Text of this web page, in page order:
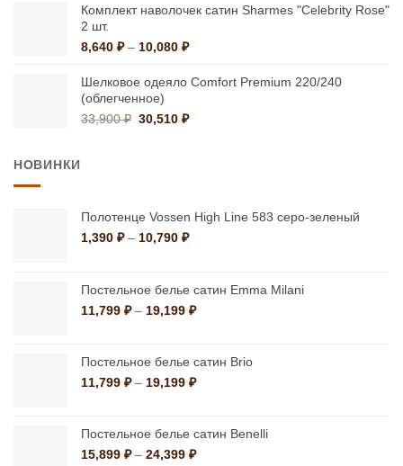
–
Комплект наволочек сатин Sharmes "Celebrity Rose"
2 шт.
8,640 ₽ – 10,080 ₽Диапазон
8,640 ₽
10,080 ₽
Шелковое одеяло Comfort Premium 220/240
(облегченное)
33,900₽ Первоначальная
30,510₽Текущая
НОВИНКИ
Полотенце Vossen High Line 583 серо-зеленый
1,390 ₽ – 10,790 ₽Диапазон
–
10,790 ₽
Постельное белье сатин Emma Milani
11,799 ₽ – 19,199 ₽Диапазон
–
19,199 ₽
Постельное белье сатин Brio
11,799 ₽ – 19,199 ₽Диапазон
–
19,199 ₽
Постельное белье сатин Benelli
15,899 ₽ – 24,399 ₽Диапазон